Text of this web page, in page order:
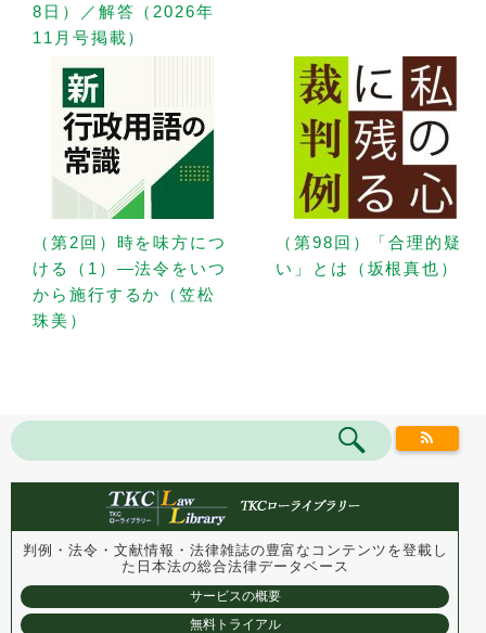
8日）／解答（2026年
11月号掲載）
（第2回）時を味方につ
ける（1）—法令をいつ
から施行するか（笠松
珠美）
（第98回）「合理的疑
い」とは（坂根真也）
判例・法令・文献情報・法律雑誌の豊富なコンテンツを登載し
た 日本法の総合法律データベース
サービスの概要
無料トライアル